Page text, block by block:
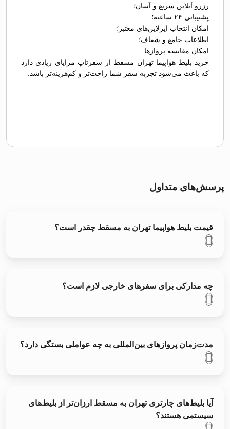
رزرو آنلاین سریع و آسان؛
پشتیبانی ۲۴ ساعته؛
امکان انتخاب ایرلاین‌های معتبر؛
اطلاعات جامع و شفاف؛
امکان مقایسه پروازها.
خرید بلیط هواپیما تهران مسقط از سفرتاپ مزایای زیادی دارد
که باعث می‌شود تجربه سفر شما راحت‌تر و کم‌هزینه‌تر باشد.
پرسش‌های متداول
قیمت بلیط هواپیما تهران به مسقط چقدر است؟
چه مدارکی برای سفرهای خارجی لازم است؟
مدت‌زمان پروازهای بین‌المللی به چه عواملی بستگی دارد؟
آیا بلیط‌های چارتری تهران به مسقط ارزان‌تر از بلیط‌های
سیستمی هستند؟